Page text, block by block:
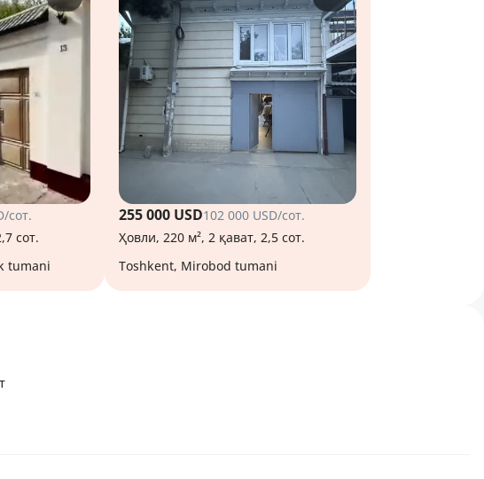
сот.
сот.
tumani
255 000 USD102 000 USD/сот.
Ҳовли, 220 м², 2 қават, 2,5 сот.
Toshkent, Mirobod tumani